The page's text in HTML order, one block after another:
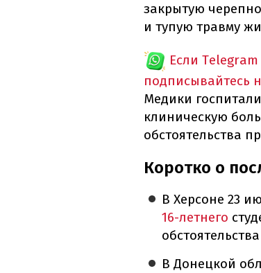
закрытую
и тупую травму
Если
подписывайтесь
Медики
клиническую
обстоятельства
Коротко о
В Херсоне 23
16-летнего
В Донецкой